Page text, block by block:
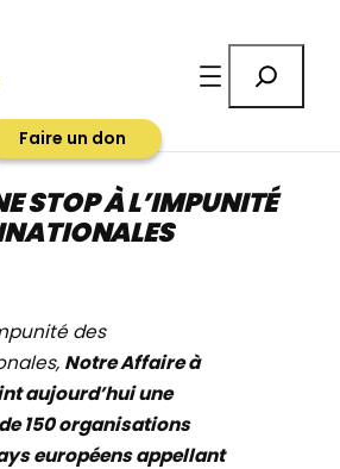
Faire un don
STOP À L’IMPUNITÉ
des
Notre Affaire à
aujourd’hui une
150 organisations
européens appellant